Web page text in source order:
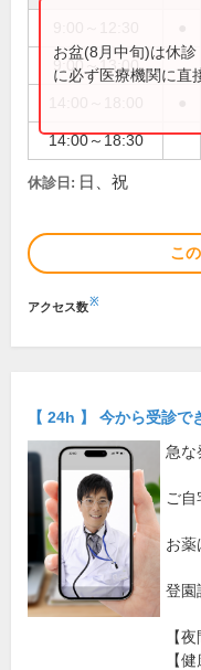
9:00～13:00
14:00～18:30
お盆(8月中旬)は休
に必ず医療機関に直
休診日: 日、祝
こ
アクセス数※
【 24h 】 今から受診で
急な
ご
お薬
登園
【
【